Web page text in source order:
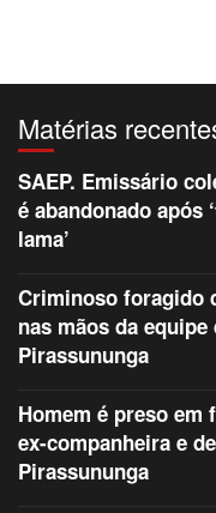
Matérias
SAEP. Emissário
é abandonado após
lama’
Criminoso foragido
nas mãos da equipe
Pirassununga
Homem é preso em
ex-companheira e
Pirassununga